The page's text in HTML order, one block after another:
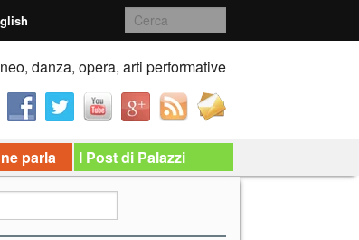
danza, opera, arti performative
parla I Post di Palazzi